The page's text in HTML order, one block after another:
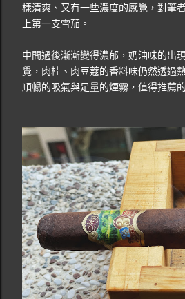
樣清爽、又有一些濃度的感覺，對筆
上第一支雪茄。
中間過後漸漸變得濃郁，奶油味的出
覺，肉桂、肉豆蔻的香料味仍然透過
順暢的吸氣與足量的煙霧，值得推薦